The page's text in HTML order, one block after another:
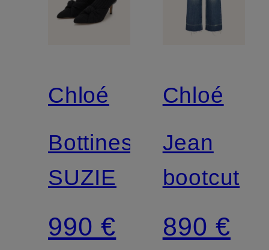
Chloé
Bottines
SUZIE
990 €
Chloé
Jean
bootcut
890 €